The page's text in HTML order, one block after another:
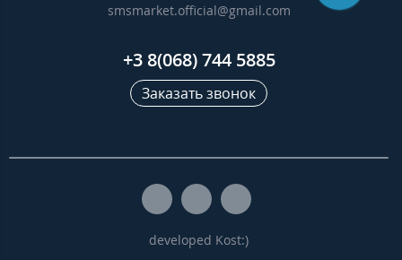
smsmarket.official@gmail.com
+3 8(068) 744 5885
Заказать звонок
developed Kost:)